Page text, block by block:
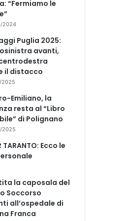
“Fermiamo le
2024
Puglia 2025:
avanti,
il distacco
2025
Emiliano, la
resta al “Libro
di Polignano
2025
TARANTO: Ecco le
la caposala del
Soccorso
all’ospedale di
Franca